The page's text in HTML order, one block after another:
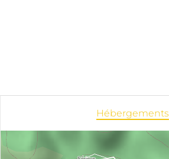
Hébergements